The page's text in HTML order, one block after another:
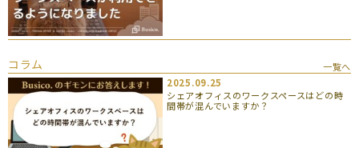
コラム
一覧へ
2025.09.25
シェアオフィスのワークスペースはどの時
間帯が混んでいますか？